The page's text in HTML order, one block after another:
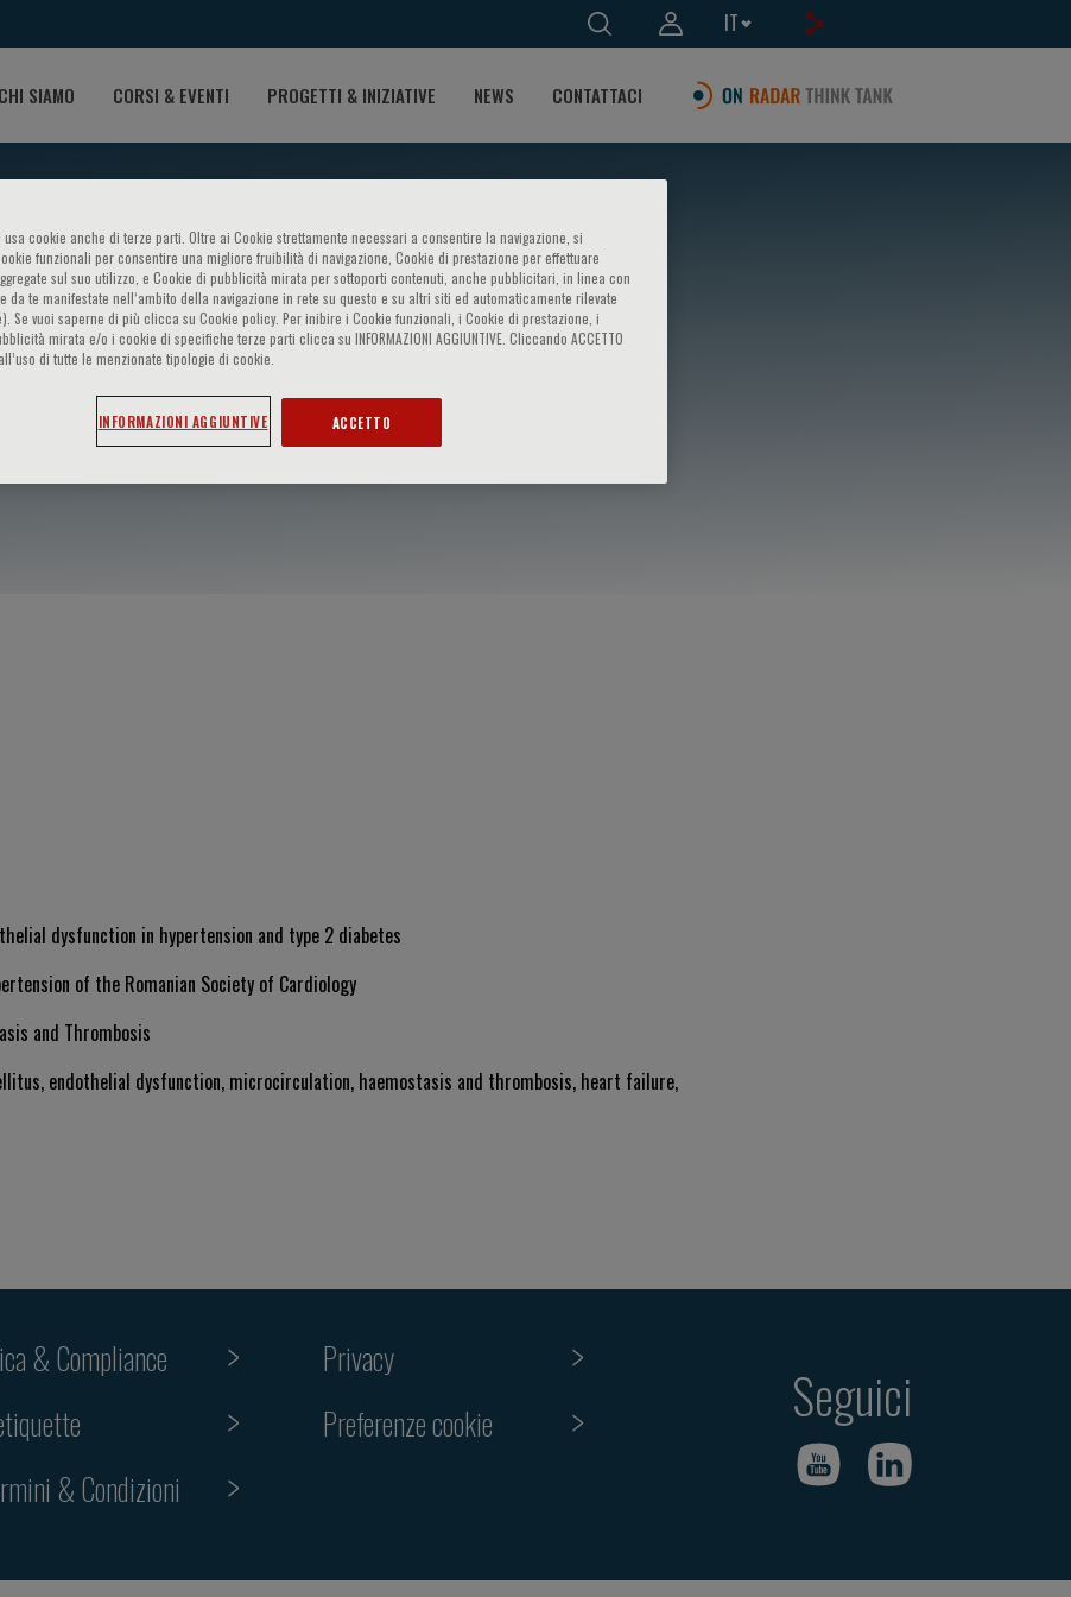
IT
CHI SIAMO CORSI & EVENTI PROGETTI & INIZIATIVE NEWS CONTATTACI
dysfunction in hypertension and type 2 diabetes
of the Romanian Society of Cardiology
and Thrombosis
endothelial dysfunction, microcirculation, haemostasis and thrombosis, heart failure,
& Compliance
& Condizioni
Privacy
Preferenze cookie
Seguici
cookie anche di terze parti. Oltre ai Cookie strettamente necessari a consentire la navigazione, si
funzionali per consentire una migliore fruibilità di navigazione, Cookie di prestazione per effettuare
sul suo utilizzo, e Cookie di pubblicità mirata per sottoporti contenuti, anche pubblicitari, in linea con
da te manifestate nell‘ambito della navigazione in rete su questo e su altri siti ed automaticamente rilevate
Se vuoi saperne di più clicca su Cookie policy. Per inibire i Cookie funzionali, i Cookie di prestazione, i
mirata e/o i cookie di specifiche terze parti clicca su INFORMAZIONI AGGIUNTIVE. Cliccando ACCETTO
di tutte le menzionate tipologie di cookie.
INFORMAZIONI AGGIUNTIVE ACCETTO